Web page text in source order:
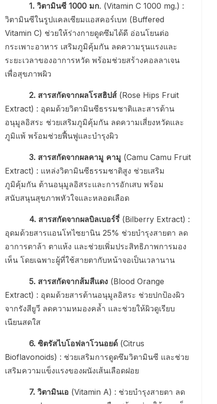
1. วิตามินซี 1000 มก. (Vitamin C 1000 mg.) :
วิตามินซีในรูปแคลเซียมแอสคอร์เบท (Buffered
Vitamin C) ช่วยให้ร่างกายดูดซึมได้ดี อ่อนโยนต่อ
กระเพาะอาหาร เสริมภูมิคุ้มกัน ลดความรุนแรงและ
ระยะเวลาของอาการหวัด พร้อมช่วยสร้างคอลลาเจน
เพื่อสุขภาพผิว
2. สารสกัดจากผลโรสฮิปส์ (Rose Hips Fruit
Extract) : อุดมด้วยวิตามินซีธรรมชาติและสารต้าน
อนุมูลอิสระ ช่วยเสริมภูมิคุ้มกัน ลดความเสี่ยงหวัดและ
ภูมิแพ้ พร้อมช่วยฟื้นฟูและบำรุงผิว
3. สารสกัดจากผลคามู คามู (Camu Camu Fruit
Extract) : แหล่งวิตามินซีธรรมชาติสูง ช่วยเสริม
ภูมิคุ้มกัน ต้านอนุมูลอิสระและการอักเสบ พร้อม
สนับสนุนสุขภาพหัวใจและหลอดเลือด
4. สารสกัดจากผลบิลเบอร์รี่ (Bilberry Extract) :
อุดมด้วยสารแอนโทไซยานิน 25% ช่วยบำรุงสายตา ลด
อาการตาล้า ตาแห้ง และช่วยเพิ่มประสิทธิภาพการมอง
เห็น โดยเฉพาะผู้ที่ใช้สายตากับหน้าจอเป็นเวลานาน
5. สารสกัดจากส้มสีแดง (Blood Orange
Extract) : อุดมด้วยสารต้านอนุมูลอิสระ ช่วยปกป้องผิว
จากรังสียูวี ลดความหมองคล้ำ และช่วยให้ผิวดูเรียบ
เนียนสดใส
6. ซิตรัสไบโอฟลาโวนอยด์ (Citrus
Bioflavonoids) : ช่วยเสริมการดูดซึมวิตามินซี และช่วย
เสริมความแข็งแรงของผนังเส้นเลือดฝอย
7. วิตามินเอ (Vitamin A) : ช่วยบำรุงสายตา ลด